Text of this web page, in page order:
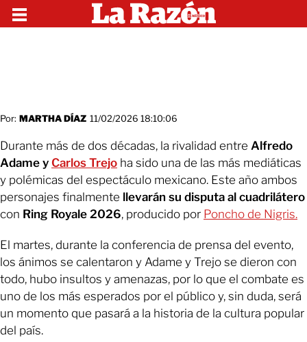
Por: MARTHA DÍAZ 11/02/2026 18:10:06
Durante más de dos décadas, la rivalidad entre Alfredo
Adame y Carlos Trejo ha sido una de las más mediáticas
y polémicas del espectáculo mexicano. Este año ambos
personajes finalmente llevarán su disputa al cuadrilátero
con Ring Royale 2026, producido por Poncho de Nigris.
El martes, durante la conferencia de prensa del evento,
los ánimos se calentaron y Adame y Trejo se dieron con
todo, hubo insultos y amenazas, por lo que el combate es
uno de los más esperados por el público y, sin duda, será
un momento que pasará a la historia de la cultura popular
del país.